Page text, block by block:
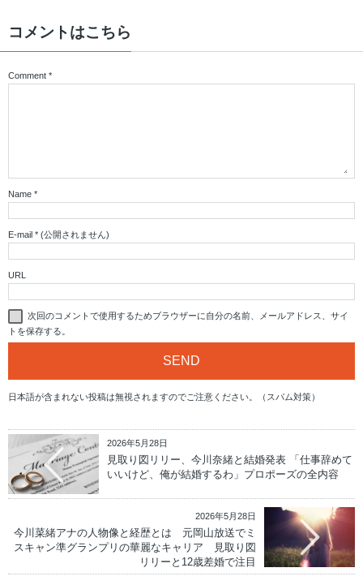
コメントはこちら
Comment *
Name *
E-mail * (公開されません)
URL
次回のコメントで使用するためブラウザーに自分の名前、メールアドレス、サイ
トを保存する。
日本語が含まれない投稿は無視されますのでご注意ください。（スパム対策）
2026年5月28日
見取り図リリー、今川奈緒と結婚発表 「仕事辞めて
いいけど、俺が結婚するわ」プロポーズの全内容
2026年5月28日
今川菜緒アナの人物像と経歴とは 元岡山放送でミ
スキャン準グランプリの華麗なキャリア 見取り図
リリーと12歳差婚で注目